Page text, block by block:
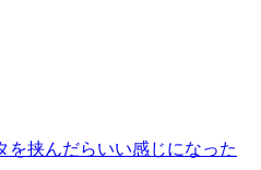
挟んだらいい感じになった